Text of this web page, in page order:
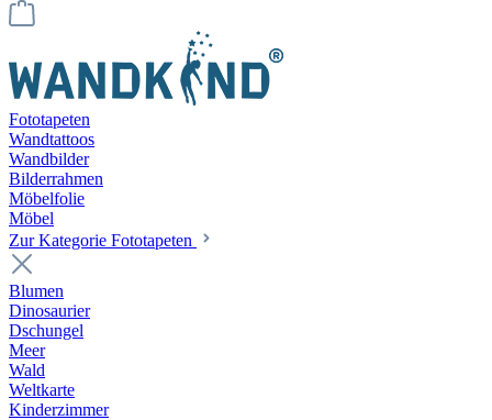
Fototapeten
Wandtattoos
Wandbilder
Bilderrahmen
Möbelfolie
Möbel
Zur Kategorie Fototapeten
Blumen
Dinosaurier
Dschungel
Meer
Wald
Weltkarte
Kinderzimmer